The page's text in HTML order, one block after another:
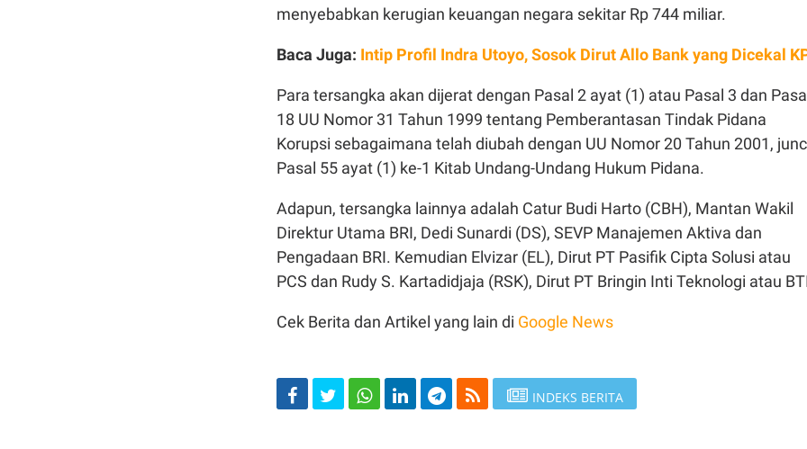
menyebabkan kerugian keuangan negara sekitar Rp 744 miliar.
Baca Juga: Intip Profil Indra Utoyo, Sosok Dirut Allo Bank yang Dicekal
Para tersangka akan dijerat dengan Pasal 2 ayat (1) atau Pasal 3 dan
18 UU Nomor 31 Tahun 1999 tentang Pemberantasan Tindak Pidana
Korupsi sebagaimana telah diubah dengan UU Nomor 20 Tahun 2001,
Pasal 55 ayat (1) ke-1 Kitab Undang-Undang Hukum Pidana.
Adapun, tersangka lainnya adalah Catur Budi Harto (CBH), Mantan Wakil
Direktur Utama BRI, Dedi Sunardi (DS), SEVP Manajemen Aktiva dan
Pengadaan BRI. Kemudian Elvizar (EL), Dirut PT Pasifik Cipta Solusi atau
PCS dan Rudy S. Kartadidjaja (RSK), Dirut PT Bringin Inti Teknologi atau
Cek Berita dan Artikel yang lain di Google News
INDEKS BERITA